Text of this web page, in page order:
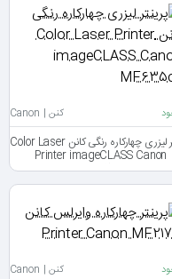
کنن | Canon
پرینتر لیزری چهارکاره رنگی کانن Color Laser
Printer imageCLASS Canon
MF635cx
کنن | Canon